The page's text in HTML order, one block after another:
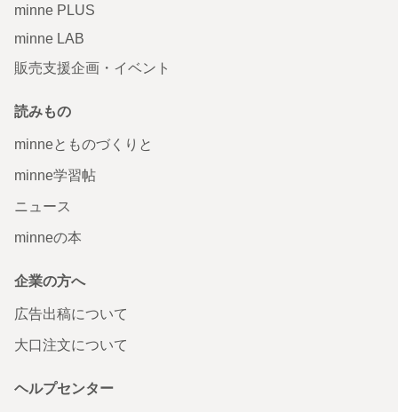
minne PLUS
minne LAB
販売支援企画・イベント
読みもの
minneとものづくりと
minne学習帖
ニュース
minneの本
企業の方へ
広告出稿について
大口注文について
ヘルプセンター